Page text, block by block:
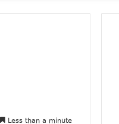
Less than a minute